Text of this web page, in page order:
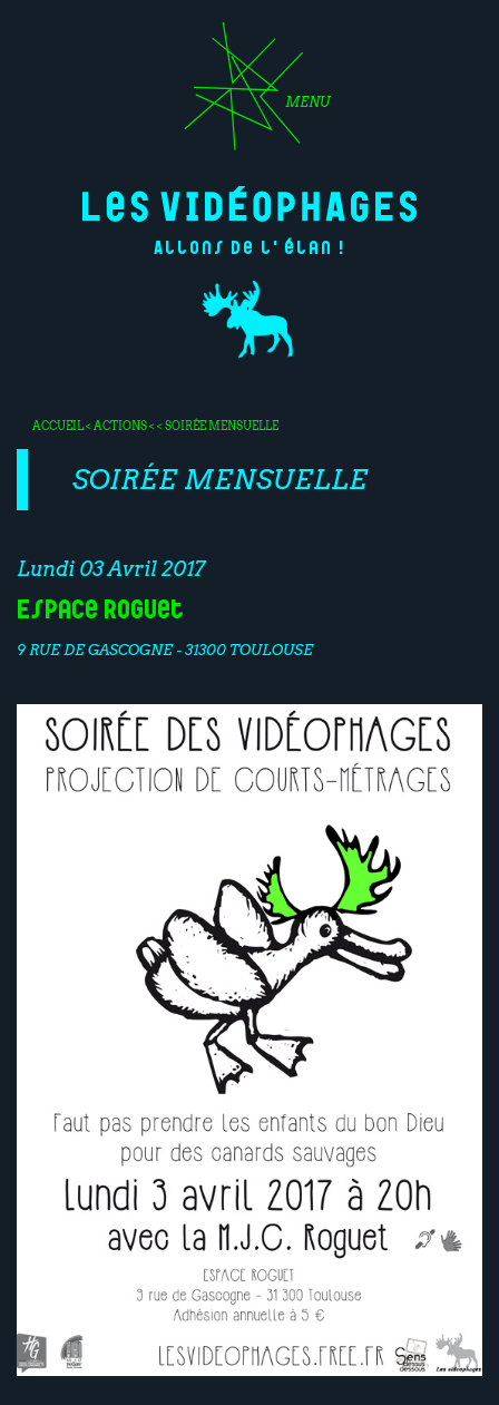
MENU
Allons de l'élan !
ACCUEIL<ACTIONS< < SOIRÉE MENSUELLE
SOIRÉE MENSUELLE
Lundi 03 Avril 2017
Espace Roguet
9 RUE DE GASCOGNE - 31300 TOULOUSE